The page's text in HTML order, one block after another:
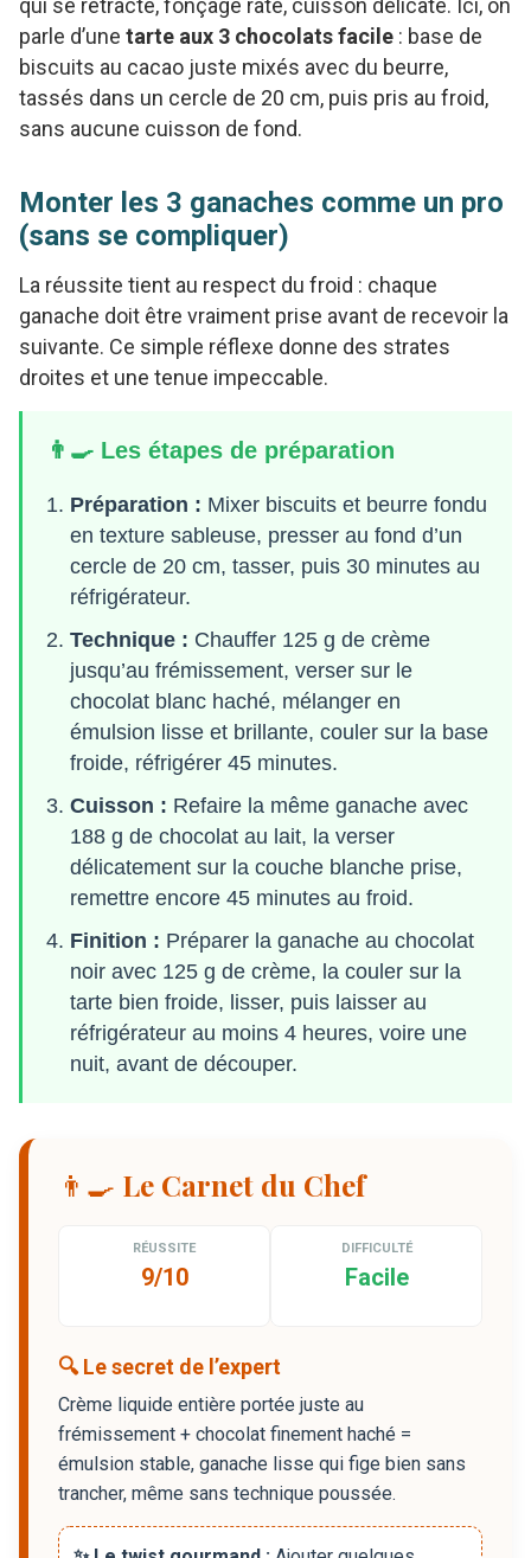
qui se rétracte, fonçage raté, cuisson délicate. Ici, on
parle d’une tarte aux 3 chocolats facile : base de
biscuits au cacao juste mixés avec du beurre,
tassés dans un cercle de 20 cm, puis pris au froid,
sans aucune cuisson de fond.
Monter les 3 ganaches comme un pro
(sans se compliquer)
La réussite tient au respect du froid : chaque
ganache doit être vraiment prise avant de recevoir la
suivante. Ce simple réflexe donne des strates
droites et une tenue impeccable.
👨‍🍳 Les étapes de préparation
Préparation : Mixer biscuits et beurre fondu
en texture sableuse, presser au fond d’un
cercle de 20 cm, tasser, puis 30 minutes au
réfrigérateur.
Technique : Chauffer 125 g de crème
jusqu’au frémissement, verser sur le
chocolat blanc haché, mélanger en
émulsion lisse et brillante, couler sur la base
froide, réfrigérer 45 minutes.
Cuisson : Refaire la même ganache avec
188 g de chocolat au lait, la verser
délicatement sur la couche blanche prise,
remettre encore 45 minutes au froid.
Finition : Préparer la ganache au chocolat
noir avec 125 g de crème, la couler sur la
tarte bien froide, lisser, puis laisser au
réfrigérateur au moins 4 heures, voire une
nuit, avant de découper.
👨‍🍳 Le Carnet du Chef
RÉUSSITE
9/10
DIFFICULTÉ
Facile
🔍 Le secret de l’expert
Crème liquide entière portée juste au
frémissement + chocolat finement haché =
émulsion stable, ganache lisse qui fige bien sans
trancher, même sans technique poussée.